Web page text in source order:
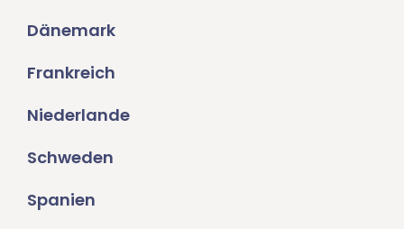
Dänemark
Frankreich
Niederlande
Schweden
Spanien